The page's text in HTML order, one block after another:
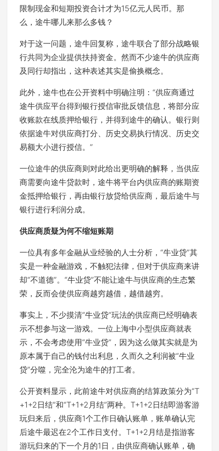
限制现金和短期投资合计才为15亿元人民币。那
么，途牛哪儿来那么多钱？
对于这一问题，途牛回复称，途牛联合了部分战略银
行共同为企业提供扶持资金。然而不少途牛的供应商
及同行却指出，这种表述其实是偷换概念。
此外，途牛也在公开资料中明确注明：“供应商通过
途牛供应平台得到银行授信审批反馈信息，将部分应
收账款在线质押给银行，并得到途牛的确认。银行则
依据途牛对供应商打分、历史交易执行情况、历史交
易额大小进行授信。”
一位途牛的供应商则对此给出更明确的解释，当供应
商需要向途牛贷款时，途牛将平台内供应商的账期资
金抵押给银行，再由银行放贷给供应商，最后途牛与
银行进行利润分成。
供应商质疑为何不缩短账期
一位具有多年金融从业经验的人士分析，“牛业贷”其
实是一种金融游戏，不触犯法律，但对于供应商来讲
却“不道德”。“牛业贷”不能让途牛与供应商的生态繁
荣，反而会使供应商越穷越借，越借越穷。
事实上，不少摸清“牛业贷”玩法的供应商已经明确表
示不想参与这一游戏。一位上海中小型供应商就表
示，不会考虑使用“牛业贷”，因为这么做其实就是为
原本属于自己的钱付出利息，久而久之利润被“牛业
贷”分噬，完全沦为途牛的打工者。
公开资料显示，此前途牛对供应商的结算政策分为“T
+1+2日结”和“T+1+2月结”两种。T+1+2日结即游客游
玩归来后，供应商1个工作日确认账单，账单确认完
后途牛最迟在2个工作日支付。T+1+2月结是指游客
游玩归来的下一个月的1日，由供应商确认账单，确